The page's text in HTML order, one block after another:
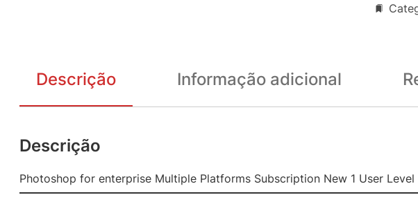
Descrição Informação adicional
Descrição
Photoshop for enterprise Multiple Platforms Subscription New 1 User Level